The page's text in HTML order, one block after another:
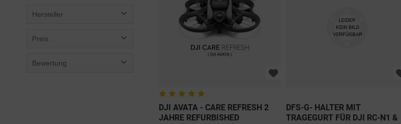
Hersteller
AHLTec
Cytronix
Preis
Bewertung
DJI AVATA - CARE REFRESH 2
JAHRE REFURBISHED
DFS-G- HALTER MIT
TRAGEGURT FÜR DJI RC-N1 &